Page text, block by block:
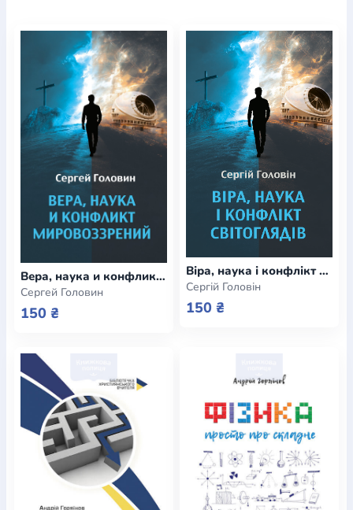
АудіоРучки кулькові ВідеоГалантерея
Закладки для книгФутболки БрелокиСумкиБіжутерія
Блокноти
Щоденники / щотижневики
Вироби з дерева
Вироби з кераміки і глиниВироби з срібла Картини
Навчальні мапиШкіряні виробиМагніти Металеві
виробиМіні-лампиНаклейки Настільні ігри Пакети
подарунковіПлакати Пластмасові вироби Хустки
Подарункові картки
Розвиваючі ігри Репринти
Фотокартини Чохли на БибліїГоловні убори
КалендаріКанцелярскі товари
Комп`ютерні ігри
Листівки Сувенирна продукція ГодинникиПазли
За додатковою інформацією дзвоніть за номером:+38
(097) 880-6379
Ми у Facebook
Вера, наука и конфликт мировоззрений (e-book)
Сергей Головин
150 ₴
Віра, наука і конфлікт світоглядів (e-book)
Сергій Головін
150 ₴